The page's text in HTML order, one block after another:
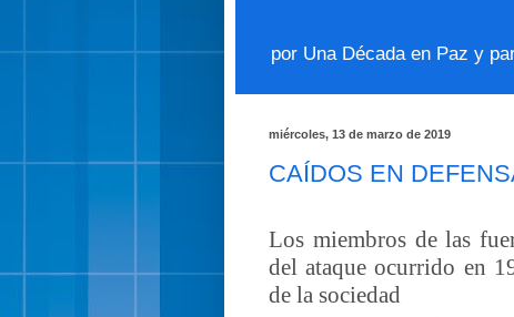
por Una Década en Paz y
miércoles, 13 de marzo de 2019
CAÍDOS EN
Los miembros de las
del ataque ocurrido en
de la sociedad